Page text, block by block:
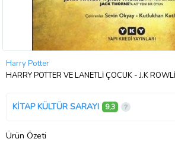
Harry Potter
HARRY POTTER VE LANETLİ ÇOCUK - J.K
KİTAP KÜLTÜR SARAYI 9,3
Ürün Özeti